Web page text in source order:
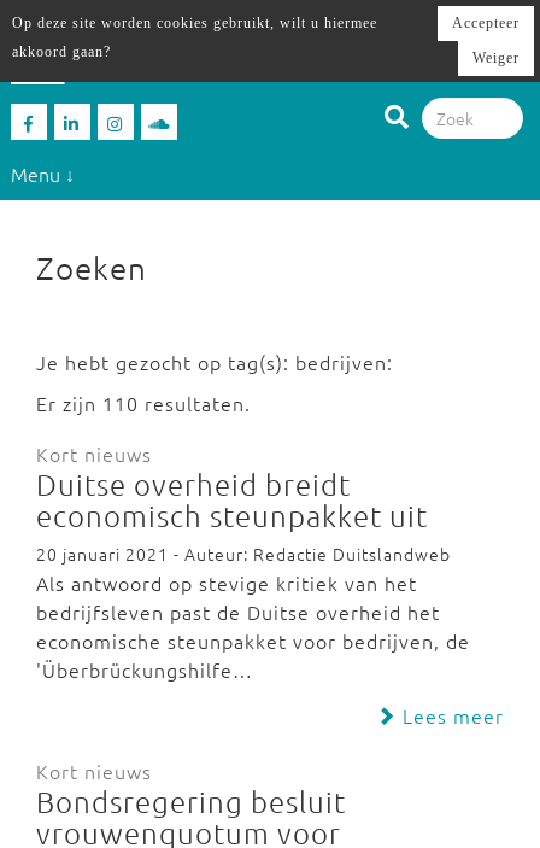
Menu ↓
Zoeken
Je hebt gezocht op tag(s): bedrijven:
Er zijn 110 resultaten.
Kort nieuws
Duitse overheid breidt
economisch steunpakket uit
20 januari 2021 - Auteur: Redactie Duitslandweb
Als antwoord op stevige kritiek van het
bedrijfsleven past de Duitse overheid het
economische steunpakket voor bedrijven, de
'Überbrückungshilfe…
Lees meer
Kort nieuws
Bondsregering besluit
vrouwenquotum voor
Op deze site worden cookies gebruikt, wilt u hiermee
akkoord gaan?
Accepteer
Weiger